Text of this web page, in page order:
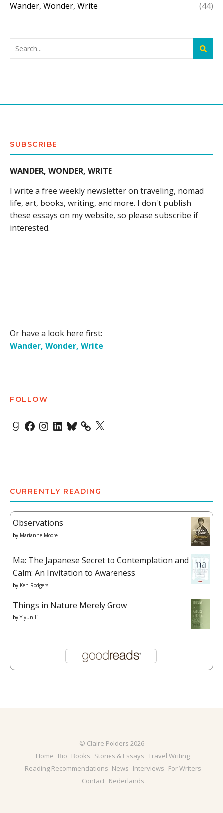
Wander, Wonder, Write (44)
SUBSCRIBE
WANDER, WONDER, WRITE
I write a free weekly newsletter on traveling, nomad
life, art, books, writing, and more. I don't publish
these essays on my website, so please subscribe if
interested.
Or have a look here first:
Wander, Wonder, Write
FOLLOW
Goodreads
Facebook
Instagram
LinkedIn
Bluesky X
CURRENTLY READING
Observations
by Marianne Moore
Ma: The Japanese Secret to Contemplation and
Calm: An Invitation to Awareness
by Ken Rodgers
Things in Nature Merely Grow
by Yiyun Li
© Claire Polders 2026
Home Bio Books Stories & Essays Travel Writing
Reading Recommendations News Interviews For Writers
Contact Nederlands